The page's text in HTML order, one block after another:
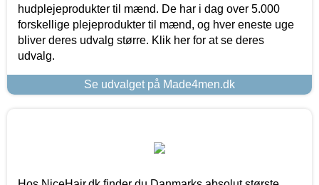
hudplejeprodukter til mænd. De har i dag over 5.000
forskellige plejeprodukter til mænd, og hver eneste uge
bliver deres udvalg større. Klik her for at se deres
udvalg.
Se udvalget på Made4men.dk